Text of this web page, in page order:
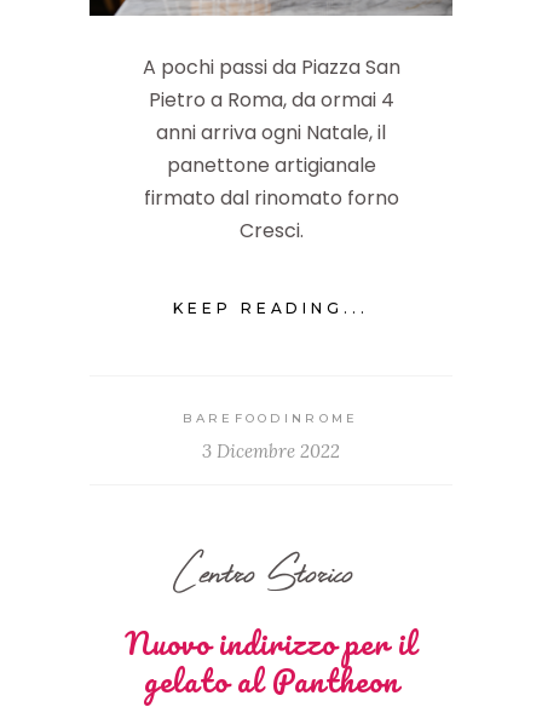
A pochi passi da Piazza San
Pietro a Roma, da ormai 4
anni arriva ogni Natale, il
panettone artigianale
firmato dal rinomato forno
Cresci.
KEEP READING...
BAREFOODINROME
3 Dicembre 2022
Centro Storico
Nuovo indirizzo per il
gelato al Pantheon